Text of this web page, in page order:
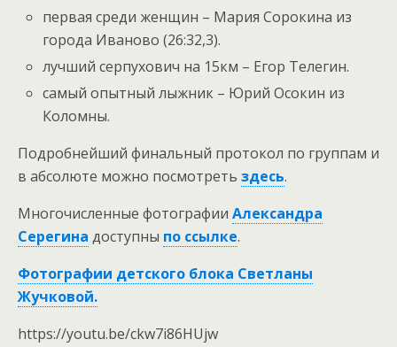
первая среди женщин – Мария Сорокина из
города Иваново (26:32,3).
лучший серпухович на 15км – Егор Телегин.
самый опытный лыжник – Юрий Осокин из
Коломны.
Подробнейший финальный протокол по группам и
в абсолюте можно посмотреть здесь.
Многочисленные фотографии Александра
Серегина доступны по ссылке.
Фотографии детского блока Светланы
Жучковой.
https://youtu.be/ckw7i86HUjw